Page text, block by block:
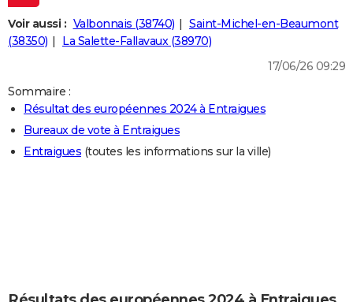
Essais
Réserver un essai
Citadines
Berlines
SUV
Forum auto
+
HIGH-TECH
Mobiles
Meilleur smartphone
Internet
Ordinateurs
Jeux vidéo
Guide high-tech
+
BRICOLAGE
Guides de France
Escapades
Patrimoine
Expositions
Musées
Week-end nature
LIFESTYLE
Art de vivre
Bien-être
Loisirs
Mode
Modes de vie
CARTE DE VOEUX
Voir aussi : Valbonnais (38740)
Saint-Michel-en-Beaumont
(38350)
La Salette-Fallavaux (38970)
17/06/26 09:29
Sommaire :
Résultat des européennes 2024 à Entraigues
Bureaux de vote à Entraigues
Entraigues (toutes les informations sur la ville)